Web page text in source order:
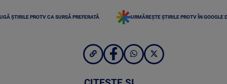
ȘTIRILE PROTV CA SURSĂ PREFERATĂ URMĂREȘTE ȘTIRILE PROTV ÎN GOOGLE